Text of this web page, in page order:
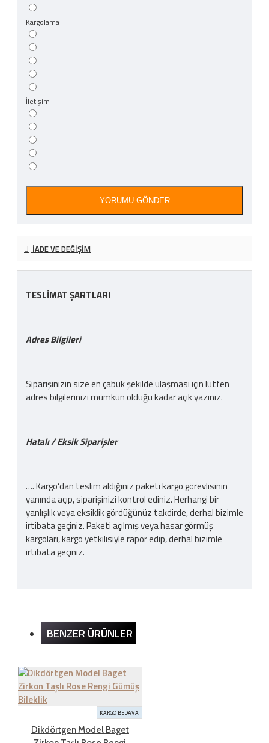
Kargolama
İletişim
YORUMU GÖNDER
İADE VE DEĞIŞIM
TESLİMAT ŞARTLARI
Adres Bilgileri
Siparişinizin size en çabuk şekilde ulaşması için lütfen
adres bilgilerinizi mümkün olduğu kadar açık yazınız.
Hatalı / Eksik Siparişler
…. Kargo‘dan teslim aldığınız paketi kargo görevlisinin
yanında açıp, siparişinizi kontrol ediniz. Herhangi bir
yanlışlık veya eksiklik gördüğünüz takdirde, derhal bizimle
irtibata geçiniz. Paketi açılmış veya hasar görmüş
kargoları, kargo yetkilisiyle rapor edip, derhal bizimle
irtibata geçiniz.
İnternet sitemizden yapılan bütün alışverişlerde 200TL
dışında hiçbir ücret ödemezsiniz.
BENZER ÜRÜNLER
KARGO BEDAVA
Dikdörtgen Model Baget